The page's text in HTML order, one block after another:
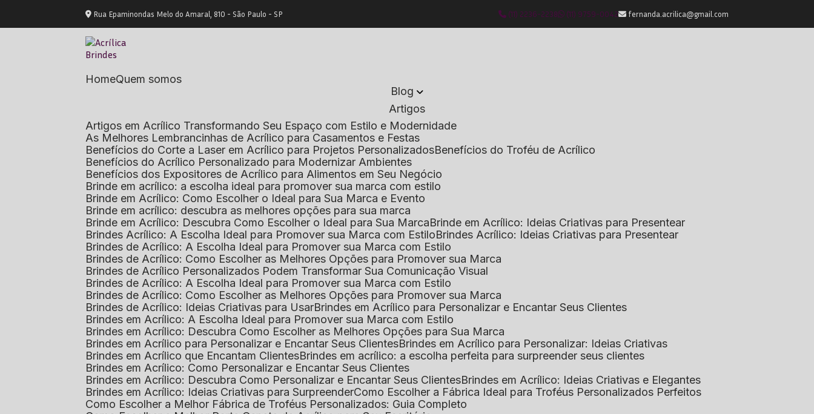
Rua Epaminondas Melo do Amaral, 810 - São Paulo - SP (11) 2236-2238 (11) 9759-0042 fernanda.acrilica@gmail.com
Home
Quem somos
Blog
Artigos
Artigos em Acrílico Transformando Seu Espaço com Estilo e Modernidade
As Melhores Lembrancinhas de Acrílico para Casamentos e Festas
Benefícios do Corte a Laser em Acrílico para Projetos Personalizados
Benefícios do Troféu de Acrílico
Benefícios do Acrílico Personalizado para Modernizar Ambientes
Benefícios dos Expositores de Acrílico para Alimentos em Seu Negócio
Brinde em acrílico: a escolha ideal para promover sua marca com estilo
Brinde em Acrílico: Como Escolher o Ideal para Sua Marca e Evento
Brinde em acrílico: descubra as melhores opções para sua marca
Brinde em Acrílico: Descubra Como Escolher o Ideal para Sua Marca
Brinde em Acrílico: Ideias Criativas para Presentear
Brindes Acrílico: A Escolha Ideal para Promover sua Marca com Estilo
Brindes Acrílico: Ideias Criativas para Presentear
Brindes de Acrílico: A Escolha Ideal para Promover sua Marca com Estilo
Brindes de Acrílico: Como Escolher as Melhores Opções para Promover sua Marca
Brindes de Acrílico Personalizados Podem Transformar Sua Comunicação Visual
Brindes de Acrílico: A Escolha Ideal para Promover sua Marca com Estilo
Brindes de Acrílico: Como Escolher as Melhores Opções para Promover sua Marca
Brindes de Acrílico: Ideias Criativas para Usar
Brindes em Acrílico para Personalizar e Encantar Seus Clientes
Brindes em Acrílico: A Escolha Ideal para Promover sua Marca com Estilo
Brindes em Acrílico: Descubra Como Escolher as Melhores Opções para Sua Marca
Brindes em Acrílico para Personalizar e Encantar Seus Clientes
Brindes em Acrílico para Personalizar: Ideias Criativas
Brindes em Acrílico que Encantam Clientes
Brindes em acrílico: a escolha perfeita para surpreender seus clientes
Brindes em Acrílico: Como Personalizar e Encantar Seus Clientes
Brindes em Acrílico: Descubra Como Personalizar e Encantar Seus Clientes
Brindes em Acrílico: Ideias Criativas e Elegantes
Brindes em Acrílico: Ideias Criativas para Surpreender
Como Escolher a Fábrica Ideal para Troféus Personalizados Perfeitos
Como Escolher a Melhor Fábrica de Troféus Personalizados: Guia Completo